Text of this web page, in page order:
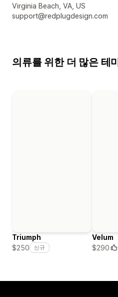
디자이너 연락처 세부 정보
Virginia Beach, VA, US
support@redplugdesign.com
의류를 위한 더 많은 테
Triumph
$250
신규
Velum
$290